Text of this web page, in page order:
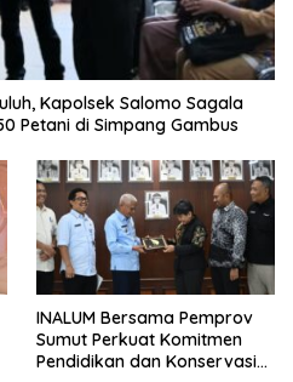
Kapolsek Salomo Sagala
Petani di Simpang Gambus
INALUM Bersama Pemprov
Sumut Perkuat Komitmen
Pendidikan dan Konservasi